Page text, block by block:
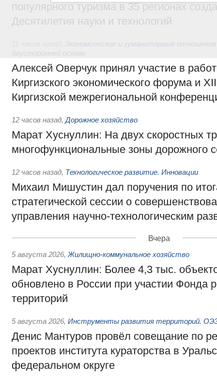
популярного туризма в 35 регионах
Десятилетия науки и технологий
Экономические и гуманитарные
двусторонней основе
Алексей Оверчук принял участие в
Киргизского экономического форума и
Киргизской межрегиональной
12 часов назад, Дорожное хозяйство
Марат Хуснуллин: На двух скоростных
многофункциональные зоны дорожного
12 часов назад, Технологическое развитие. Инновации
Михаил Мишустин дал поручения по
стратегической сессии о
управления научно-технологическим
Вчера
5 августа 2026, Жилищно-коммунальное хозяйство
Марат Хуснуллин: Более 4,3 тыс.
обновлено в России при участии Фонда
территорий
5 августа 2026, Инструменты развития территорий.
Денис Мантуров провёл совещание по
проектов института кураторства в
федеральном округе